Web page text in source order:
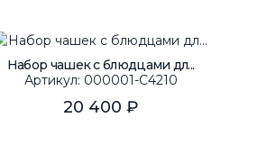
Набор чашек с блюдцами дл...
Артикул: 000001-C4210
20 400 ₽